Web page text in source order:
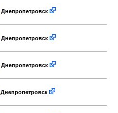
Днепропетровск
Днепропетровск
Днепропетровск
Днепропетровск